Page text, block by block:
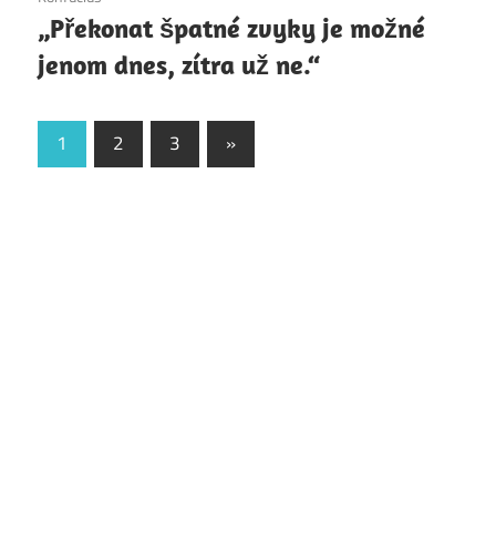
„Překonat špatné zvyky je možné
jenom dnes, zítra už ne.“
Stránkování
1 2 3
Next
Posts
»